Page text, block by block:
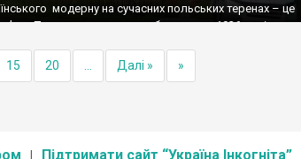
модерну на сучасних польських теренах – це
Покровська церква, збудована у 1936 році.
– його ім’я мені з’ясувати не вдалося. Це був
із останніх результатів стилістичного пошуку
15 20 Далі » »
Підтримати сайт “Україна Інкогніта”